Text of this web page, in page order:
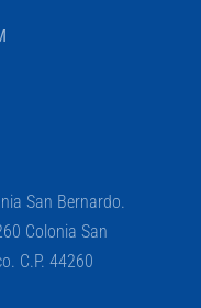
San Bernardo.
Colonia San
C.P. 44260